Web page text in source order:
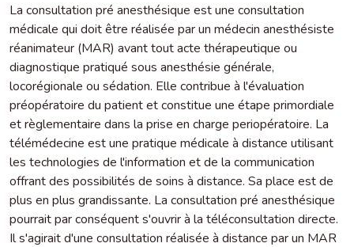
La consultation pré anesthésique est une consultation
médicale qui doit être réalisée par un médecin anesthésiste
réanimateur (MAR) avant tout acte thérapeutique ou
diagnostique pratiqué sous anesthésie générale,
locorégionale ou sédation. Elle contribue à l'évaluation
préopératoire du patient et constitue une étape primordiale
et règlementaire dans la prise en charge periopératoire. La
télémédecine est une pratique médicale à distance utilisant
les technologies de l'information et de la communication
offrant des possibilités de soins à distance. Sa place est de
plus en plus grandissante. La consultation pré anesthésique
pourrait par conséquent s'ouvrir à la téléconsultation directe.
Il s'agirait d'une consultation réalisée à distance par un MAR